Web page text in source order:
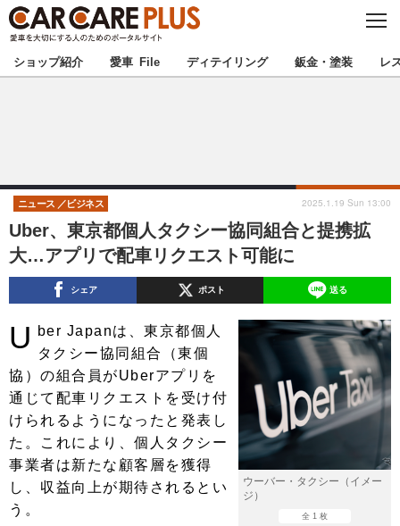
C
S
E
★カーケアプラス認定★ 厳選プロショップを地域から探す
甲信越 北陸
東海 関西
中国 四国
九州 沖縄
注目の記事
ショップレポート 愛車 File
自動車豆知識 ストップ！不具合修理＆粗悪修理
鈑金・塗装
ディテイリング
ディテイリング 洗車
ヘッドライト磨き コーティング
鈑金・塗装
小キズ直し 防錆
特集記事
ストップ 不具合修理＆粗悪修理
カーメーカー「旧車」関連プロジェ
ショップ紹介
ショップ紹介 愛車 File ディテイリング 鈑金・塗装 レ
Uber、東京都個人タクシー協同組合と提携拡
大…アプリで配車リクエスト可能に
ニュース ビジネス 2025.1.19 Sun 13:00
シェア ポスト 送る
ウーバー・タクシー（イメー
ジ）
全 1 枚
U
ber Japanは、東京都個人
タクシー協同組合（東個
協）の組合員がUberアプリを
通じて配車リクエストを受け付
けられるようになったと発表し
た。これにより、個人タクシー
事業者は新たな顧客層を獲得
し、収益向上が期待されるとい
う。